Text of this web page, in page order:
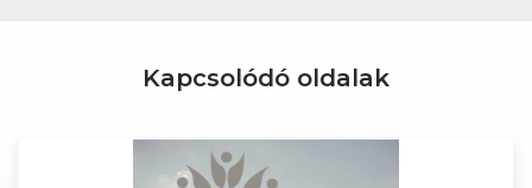
Kapcsolódó oldalak